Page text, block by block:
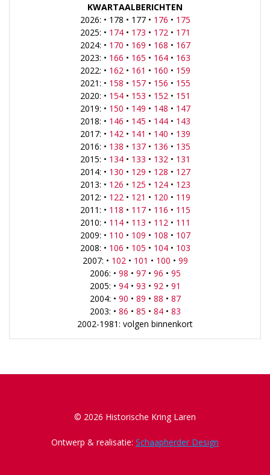
KWARTAALBERICHTEN
2026: • 178 • 177 • 176 • 175
2025: • 174• 173 • 172 • 171
2024: • 170 • 169 • 168 • 167
2023: • 166 • 165 • 164• 163
2022: • 162 • 161 • 160 • 159
2021: • 158 • 157• 156 • 155
2020: • 154• 153 • 152 • 151
2019: • 150 • 149 • 148 • 147
2018: • 146 • 145 • 144• 143
2017: • 142 • 141 • 140 • 139
2016: • 138 • 137• 136 • 135
2015: • 134• 133 • 132 • 131
2014: • 130 • 129 • 128 • 127
2013: • 126 • 125 • 124• 123
2012: • 122 • 121 • 120 • 119
2011: • 118 • 117• 116 • 115
2010: • 114• 113 • 112 • 111
2009: • 110 • 109 • 108 • 107
2008: • 106 • 105 • 104• 103
2007: • 102 • 101 • 100 • 99
2006: • 98 • 97• 96 • 95
2005: • 94• 93 • 92 • 91
2004: • 90 • 89 • 88 • 87
2003: • 86 • 85 • 84• 83
2002-1981: volgen binnenkort
© 2026 Historische Kring Laren
Ontwerp & realisatie: Schaapherder Design